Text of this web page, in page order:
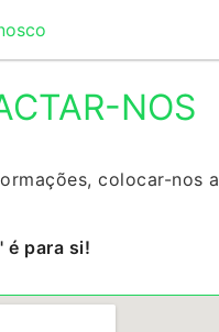
NOS
colocar-nos
é para si!